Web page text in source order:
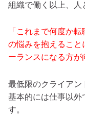
組織で働く以上、人
「これまで何度か
の悩みを抱えること
ーランスになる方が
最低限のクライアン
基本的には仕事以外
す。